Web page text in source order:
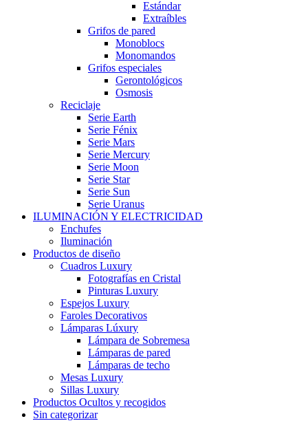
Estándar
Extraíbles
Grifos de pared
Monoblocs
Monomandos
Grifos especiales
Gerontológicos
Osmosis
Reciclaje
Serie Earth
Serie Fénix
Serie Mars
Serie Mercury
Serie Moon
Serie Star
Serie Sun
Serie Uranus
ILUMINACIÓN Y ELECTRICIDAD
Enchufes
Iluminación
Productos de diseño
Cuadros Luxury
Fotografías en Cristal
Pinturas Luxury
Espejos Luxury
Faroles Decorativos
Lámparas Lúxury
Lámpara de Sobremesa
Lámparas de pared
Lámparas de techo
Mesas Luxury
Sillas Luxury
Productos Ocultos y recogidos
Sin categorizar